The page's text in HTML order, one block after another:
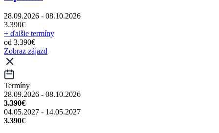
28.09.2026 - 08.10.2026
3.390€
+ ďalšie termíny
od 3.390€
Zobraz zájazd
Termíny
28.09.2026 - 08.10.2026
3.390€
04.05.2027 - 14.05.2027
3.390€